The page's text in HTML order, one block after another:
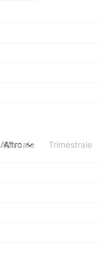
Annuale Trimestrale
Altro